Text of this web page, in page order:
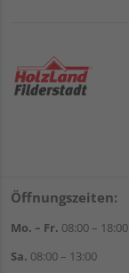
Öffnungszeiten:
Mo. – Fr. 08:00 – 18:00
Sa. 08:00 – 13:00